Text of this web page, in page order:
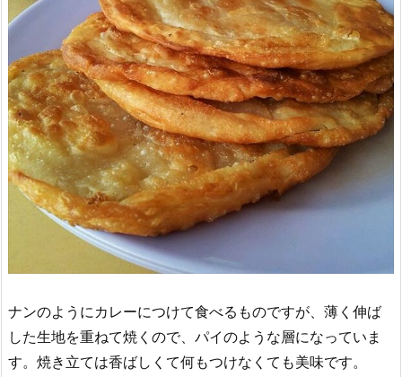
ナンのようにカレーにつけて食べるものですが、薄く伸ば
した生地を重ねて焼くので、パイのような層になっていま
す。焼き立ては香ばしくて何もつけなくても美味です。